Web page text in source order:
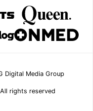
Digital Media Group
rights reserved